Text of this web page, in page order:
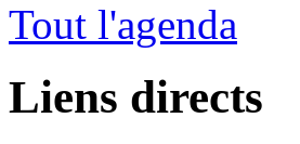
Tout l'agenda
Liens directs